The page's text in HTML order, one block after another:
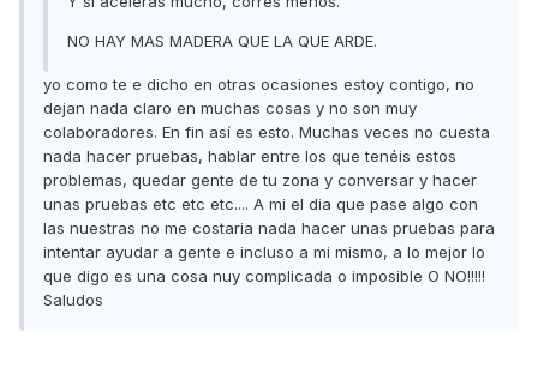
NO HAY MAS MADERA QUE LA QUE ARDE.
yo como te e dicho en otras ocasiones estoy contigo, no
dejan nada claro en muchas cosas y no son muy
colaboradores. En fin así es esto. Muchas veces no cuesta
nada hacer pruebas, hablar entre los que tenéis estos
problemas, quedar gente de tu zona y conversar y hacer
unas pruebas etc etc etc.... A mi el dia que pase algo con
las nuestras no me costaria nada hacer unas pruebas para
intentar ayudar a gente e incluso a mi mismo, a lo mejor lo
que digo es una cosa nuy complicada o imposible O NO!!!!!
Saludos